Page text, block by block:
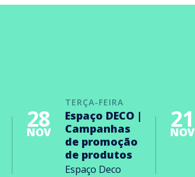
TERÇA-FEIRA
28
NOV
Espaço DECO |
Campanhas
de promoção
de produtos
Espaço Deco
21
NOV